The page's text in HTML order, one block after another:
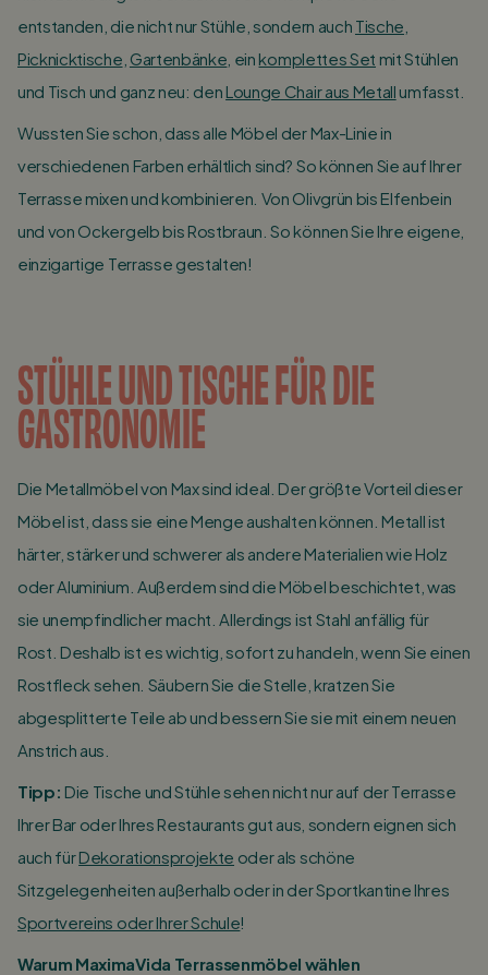
entstanden, die nicht nur Stühle, sondern auch Tische
Picknicktische Gartenbänke , ein komplettes Set mit Stühlen
und Tisch und ganz neu: den Lounge Chair aus Metall umfasst.
Wussten Sie schon, dass alle Möbel der Max-Linie in
verschiedenen Farben erhältlich sind? So können Sie auf Ihrer
Terrasse mixen und kombinieren. Von Olivgrün bis Elfenbein
und von Ockergelb bis Rostbraun. So können Sie Ihre eigene,
einzigartige Terrasse gestalten!
STÜHLE UND TISCHE FÜR DIE
GASTRONOMIE
Die Metallmöbel von Max sind ideal. Der größte Vorteil dieser
Möbel ist, dass sie eine Menge aushalten können. Metall ist
härter, stärker und schwerer als andere Materialien wie Holz
oder Aluminium. Außerdem sind die Möbel beschichtet, was
sie unempfindlicher macht. Allerdings ist Stahl anfällig für
Rost. Deshalb ist es wichtig, sofort zu handeln, wenn Sie einen
Rostfleck sehen. Säubern Sie die Stelle, kratzen Sie
abgesplitterte Teile ab und bessern Sie sie mit einem neuen
Anstrich aus.
Tipp: Die Tische und Stühle sehen nicht nur auf der Terrasse
Ihrer Bar oder Ihres Restaurants gut aus, sondern eignen sich
auch fürDekorationsprojekte oder als schöne
Sitzgelegenheiten außerhalb oder in der Sportkantine Ihres
Sportvereins oder Ihrer Schule!
Warum MaximaVida Terrassenmöbel wählen